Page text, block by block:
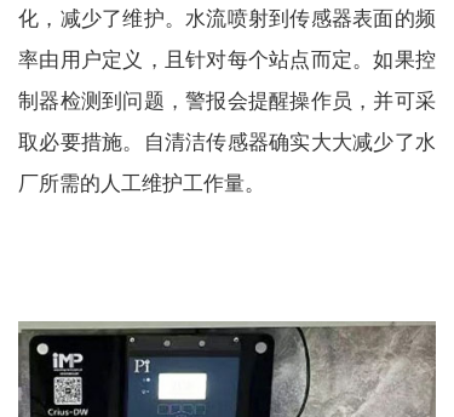
化，减少了维护。水流喷射到传感器表面的频
率由用户定义，且针对每个站点而定。如果控
制器检测到问题，警报会提醒操作员，并可采
取必要措施。自清洁传感器确实大大减少了水
厂所需的人工维护工作量。